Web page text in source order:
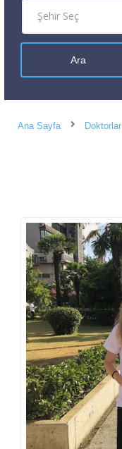
Ana Sayfa Doktorlar